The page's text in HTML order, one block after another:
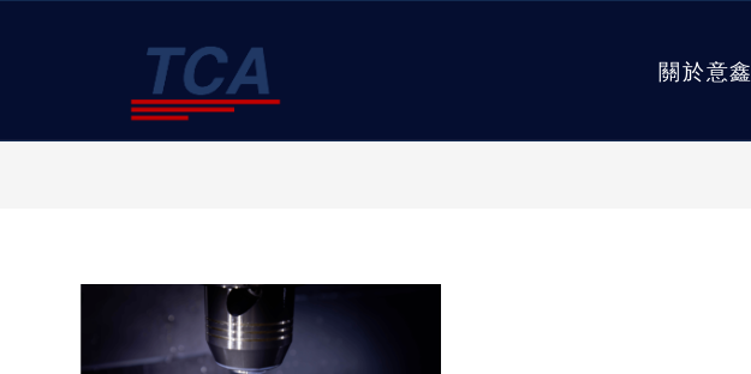
關於意鑫